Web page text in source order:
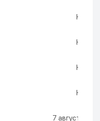
7 августа